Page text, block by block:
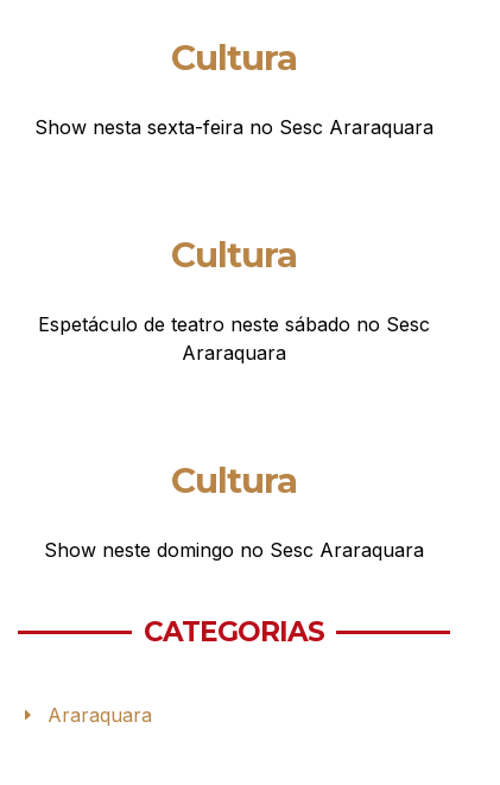
Cultura
Show nesta sexta-feira no Sesc Araraquara
Cultura
Espetáculo de teatro neste sábado no Sesc
Araraquara
Cultura
Show neste domingo no Sesc Araraquara
CATEGORIAS
Araraquara